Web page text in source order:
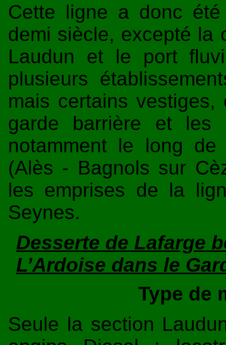
Cette ligne a donc
demi siècle, excepté la
Laudun et le port
plusieurs
mais certains
garde barrière et les
notamment le long
(Alès - Bagnols sur
les emprises de la
Seynes.
Desserte de Lafarge
L’Ardoise dans le
Type de
Seule la section